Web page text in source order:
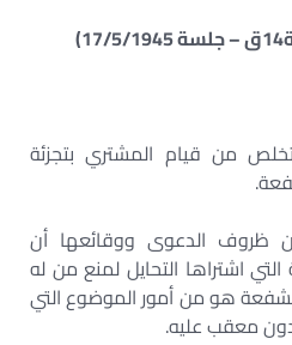
من قيام المشتري بتجزئة
ظروف الدعوى ووقائعها أن
اشتراها التحايل لمنع من له
هو من أمور الموضوع التي
معقب عليه.